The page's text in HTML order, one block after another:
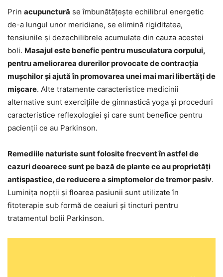
Prin acupunctură se îmbunătățește echilibrul energetic
de-a lungul unor meridiane, se elimină rigiditatea,
tensiunile și dezechilibrele acumulate din cauza acestei
boli. Masajul este benefic pentru musculatura corpului,
pentru ameliorarea durerilor provocate de contracția
mușchilor și ajută în promovarea unei mai mari libertăți de
mișcare. Alte tratamente caracteristice medicinii
alternative sunt exercițiile de gimnastică yoga și proceduri
caracteristice reflexologiei și care sunt benefice pentru
pacienții ce au Parkinson.
Remediile naturiste sunt folosite frecvent în astfel de
cazuri deoarece sunt pe bază de plante ce au proprietăți
antispastice, de reducere a simptomelor de tremor pasiv.
Luminița nopții și floarea pasiunii sunt utilizate în
fitoterapie sub formă de ceaiuri și tincturi pentru
tratamentul bolii Parkinson.